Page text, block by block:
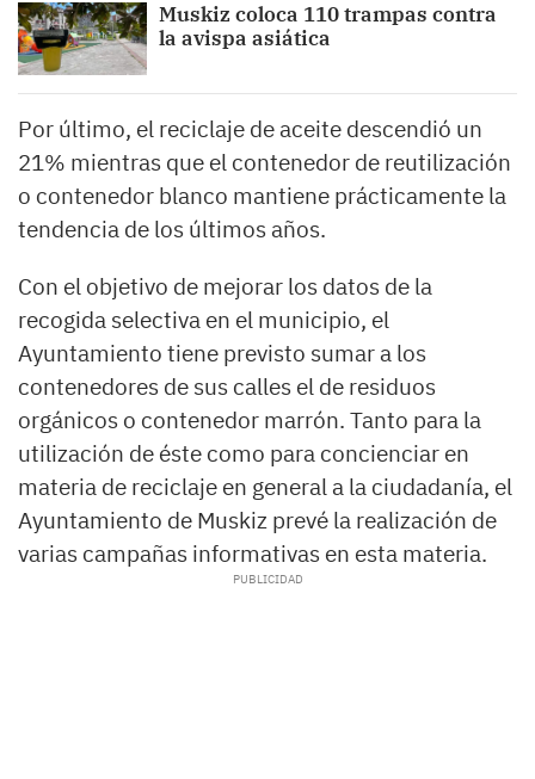
Muskiz coloca 110 trampas contra
la avispa asiática
Por último, el reciclaje de aceite descendió un
21% mientras que el contenedor de reutilización
o contenedor blanco mantiene prácticamente la
tendencia de los últimos años.
Con el objetivo de mejorar los datos de la
recogida selectiva en el municipio, el
Ayuntamiento tiene previsto sumar a los
contenedores de sus calles el de residuos
orgánicos o contenedor marrón. Tanto para la
utilización de éste como para concienciar en
materia de reciclaje en general a la ciudadanía, el
Ayuntamiento de Muskiz prevé la realización de
varias campañas informativas en esta materia.